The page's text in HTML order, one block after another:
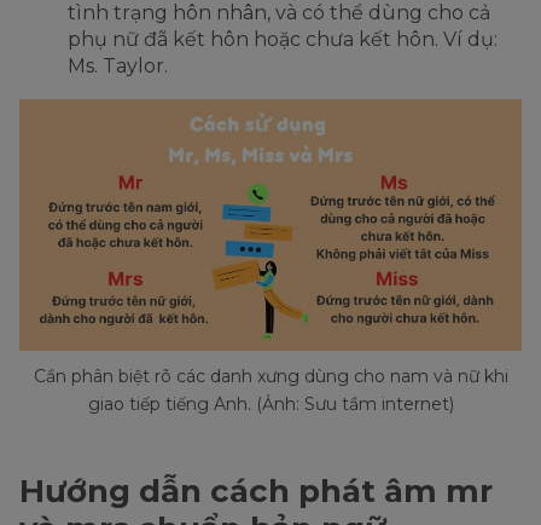
tình trạng hôn nhân, và có thể dùng cho cả
phụ nữ đã kết hôn hoặc chưa kết hôn. Ví dụ:
Ms. Taylor.
Cần phân biệt rõ các danh xưng dùng cho nam và nữ khi
giao tiếp tiếng Anh. (Ảnh: Sưu tầm internet)
Hướng dẫn cách phát âm mr